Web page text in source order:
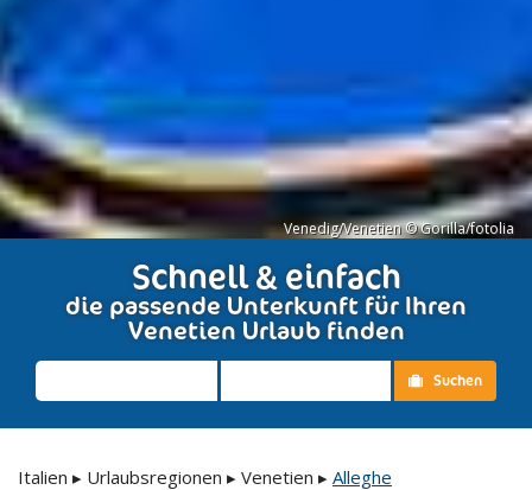
Venedig/Venetien © Gorilla/fotolia
Schnell & einfach
die passende Unterkunft für Ihren
Venetien Urlaub finden
Suchen
Italien ▸ Urlaubsregionen ▸ Venetien ▸ Alleghe